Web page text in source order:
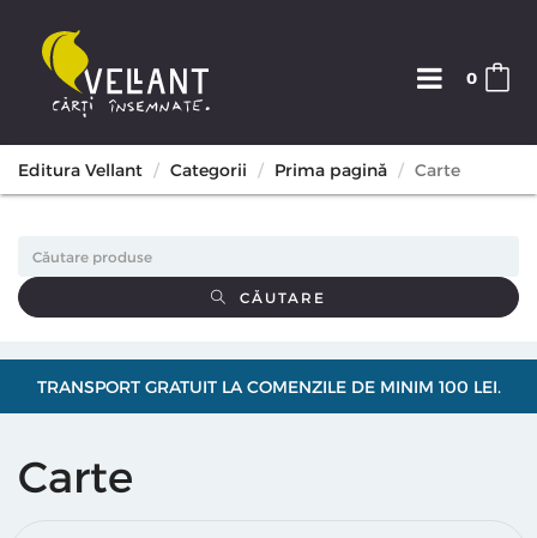
0
Editura Vellant Categorii Prima pagină Carte
CĂUTARE
TRANSPORT GRATUIT LA COMENZILE DE MINIM 100 LEI.
Carte